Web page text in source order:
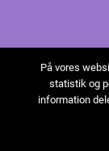
På vores
statistik og
information